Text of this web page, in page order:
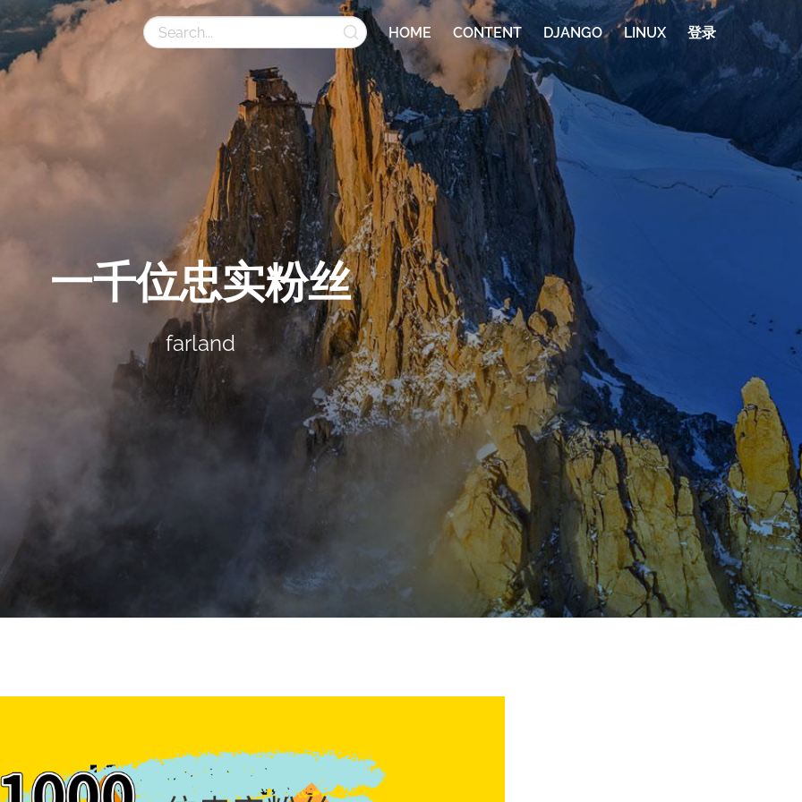
HOME CONTENT DJANGO LINUX 登录
一千位忠实粉丝
farland